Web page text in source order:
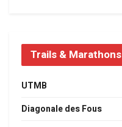
Trails & Marathons
UTMB
Diagonale des Fous